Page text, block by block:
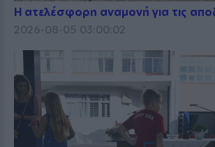
Η ατελέσφορη αναμονή για τις
2026-08-05 03:00:02